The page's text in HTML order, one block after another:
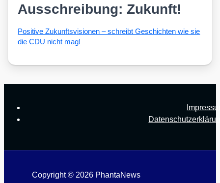
Ausschreibung: Zukunft!
Posi­ti­ve Zukunfts­vi­sio­nen – schreibt Geschich­ten wie sie
die CDU nicht mag!
Copyright © 2026 PhantaNews